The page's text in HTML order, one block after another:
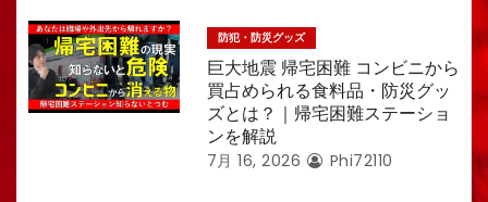
防犯・防災グッズ
巨大地震 帰宅困難 コンビニから
買占められる食料品・防災グッ
ズとは？｜帰宅困難ステーショ
ンを解説
7月 16, 2026 Phi72110